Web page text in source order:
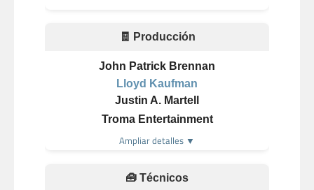
🧾 Producción
John Patrick Brennan
Lloyd Kaufman
Justin A. Martell
Troma Entertainment
Ampliar detalles ▼
🧰 Técnicos